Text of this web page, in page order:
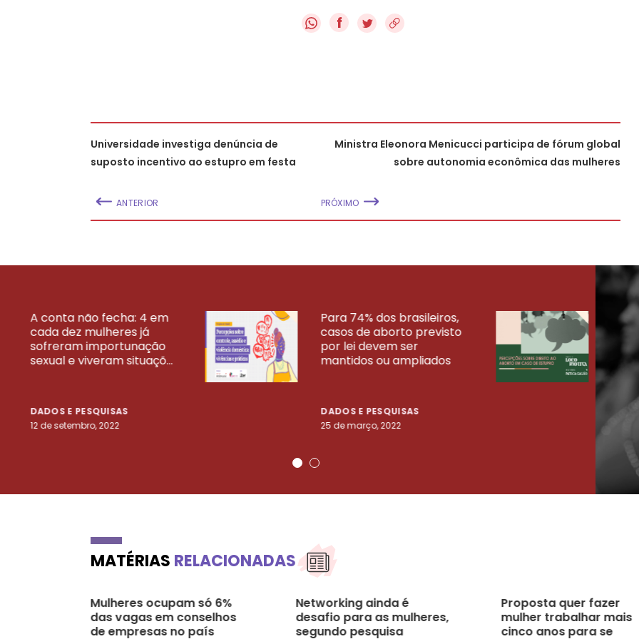
f
Universidade investiga denúncia de
suposto incentivo ao estupro em festa
ANTERIOR
Ministra Eleonora Menicucci participa de fórum global
sobre autonomia econômica das mulheres
PRÓXIMO
A conta não fecha: 4 em
cada dez mulheres já
sofreram importunação
sexual e viveram situaçõ...
DADOS E PESQUISAS
12 de setembro, 2022
Para 74% dos brasileiros,
casos de aborto previsto
por lei devem ser
mantidos ou ampliados
DADOS E PESQUISAS
25 de março, 2022
23
VEJA MAIS PESQUISAS
MATÉRIAS RELACIONADAS
Mulheres ocupam só 6%
das vagas em conselhos
de empresas no país
Networking ainda é
desafio para as mulheres,
segundo pesquisa
Proposta quer fazer
mulher trabalhar mais
cinco anos para se